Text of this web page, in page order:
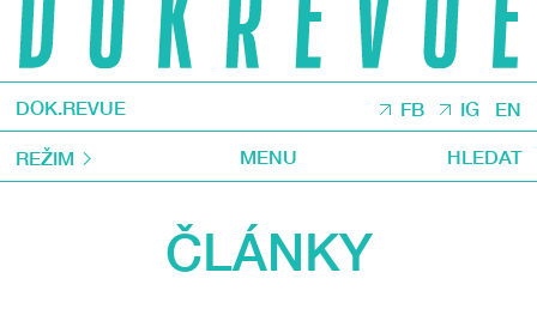
DOK.REVUE FB IG EN
REŽIM MENU HLEDAT
ČLÁNKY